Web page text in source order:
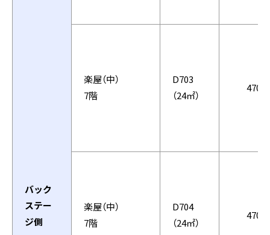
バック
ステー
ジ側
楽屋（中）
7階
D703
（24㎡）
4703
楽屋（中）
7階
D704
（24㎡）
4704